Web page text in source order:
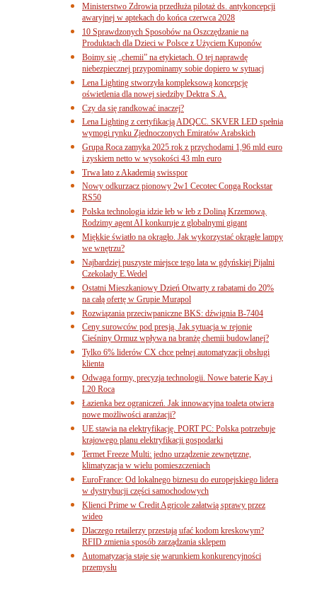
Ministerstwo Zdrowia przedłuża pilotaż ds. antykoncepcji
awaryjnej w aptekach do końca czerwca 2028
10 Sprawdzonych Sposobów na Oszczędzanie na
Produktach dla Dzieci w Polsce z Użyciem Kuponów
Boimy się „chemii” na etykietach. O tej naprawdę
niebezpiecznej przypominamy sobie dopiero w sytuacj
Lena Lighting stworzyła kompleksową koncepcję
oświetlenia dla nowej siedziby Dektra S.A.
Czy da się randkować inaczej?
Lena Lighting z certyfikacją ADQCC. SKVER LED spełnia
wymogi rynku Zjednoczonych Emiratów Arabskich
Grupa Roca zamyka 2025 rok z przychodami 1,96 mld euro
i zyskiem netto w wysokości 43 mln euro
Trwa lato z Akademią swisspor
Nowy odkurzacz pionowy 2w1 Cecotec Conga Rockstar
RS50
Polska technologia idzie łeb w łeb z Doliną Krzemową.
Rodzimy agent AI konkuruje z globalnymi gigant
Miękkie światło na okrągło. Jak wykorzystać okrągłe lampy
we wnętrzu?
Najbardziej puszyste miejsce tego lata w gdyńskiej Pijalni
Czekolady E.Wedel
Ostatni Mieszkaniowy Dzień Otwarty z rabatami do 20%
na całą ofertę w Grupie Murapol
Rozwiązania przeciwpaniczne BKS: dźwignia B-7404
Ceny surowców pod presją. Jak sytuacja w rejonie
Cieśniny Ormuz wpływa na branżę chemii budowlanej?
Tylko 6% liderów CX chce pełnej automatyzacji obsługi
klienta
Odwaga formy, precyzja technologii. Nowe baterie Kay i
L20 Roca
Łazienka bez ograniczeń. Jak innowacyjna toaleta otwiera
nowe możliwości aranżacji?
UE stawia na elektryfikację. PORT PC: Polska potrzebuje
krajowego planu elektryfikacji gospodarki
Termet Freeze Multi: jedno urządzenie zewnętrzne,
klimatyzacja w wielu pomieszczeniach
EuroFrance: Od lokalnego biznesu do europejskiego lidera
w dystrybucji części samochodowych
Klienci Prime w Credit Agricole załatwią sprawy przez
wideo
Dlaczego retailerzy przestają ufać kodom kreskowym?
RFID zmienia sposób zarządzania sklepem
Automatyzacja staje się warunkiem konkurencyjności
przemysłu